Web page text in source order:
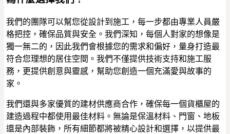
我們的團隊可以幫您從設計到施工，每一步都由專業人員嚴
格把控，確保品質與安全。我們深知，每個人對家的想像是
獨一無二的，因此我們會根據您的需求和偏好，量身打造最
符合您理想的居住空間。我們不僅提供技術支持和施工服
務，更提供創意與靈感，幫助您創造一個充滿愛與故事的
家。
我們還與多家優質的建材供應商合作，確保每一個貨櫃屋的
建造過程中都使用最佳材料。無論是保溫材料、門窗、地板
還是內部裝飾，所有細節都將被精心設計和選擇，以提供最